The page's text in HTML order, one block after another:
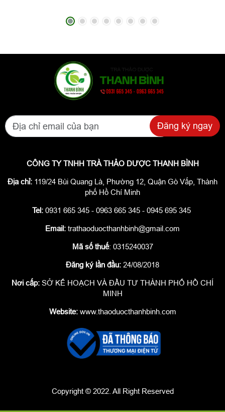
Đăng ký ngay
CÔNG TY TNHH TRÀ THẢO DƯỢC THANH BÌNH
Địa chỉ: 119/24 Bùi Quang Là, Phường 12, Quận Gò Vấp, Thành
phố Hồ Chí Minh
Tel: 0931 665 345 - 0963 665 345 - 0945 695 345
Email: trathaoduocthanhbinh@gmail.com
Mã số thuế: 0315240037
Đăng ký lần đầu: 24/08/2018
Nơi cấp: SỞ KẾ HOẠCH VÀ ĐẦU TƯ THÀNH PHỐ HỒ CHÍ
MINH
Website:www.thaoduocthanhbinh.com
Copyright © 2022. All Right Reserved